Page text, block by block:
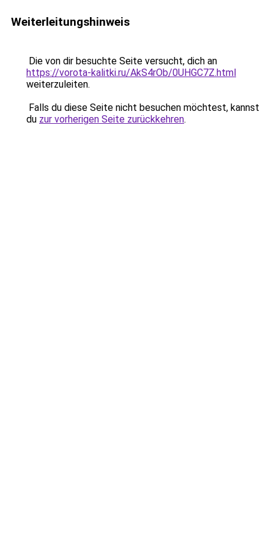
Weiterleitungshinweis
Die von dir besuchte Seite versucht, dich an
https://vorota-kalitki.ru/AkS4rOb/0UHGC7Z.html
weiterzuleiten.
Falls du diese Seite nicht besuchen möchtest, kannst
du zur vorherigen Seite zurückkehren.